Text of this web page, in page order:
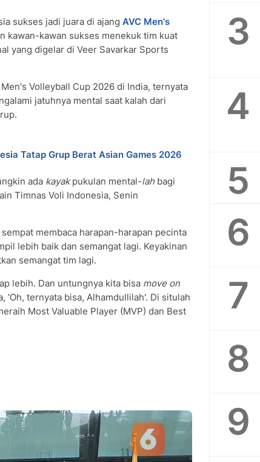
sukses jadi juara di ajang AVC Men's
kawan-kawan sukses menekuk tim kuat
yang digelar di Veer Savarkar Sports
Volleyball Cup 2026 di India, ternyata
jatuhnya mental saat kalah dari
Tatap Grup Berat Asian Games 2026
ada kayakpukulan mental-lahbagi
Timnas Voli Indonesia, Senin
membaca harapan-harapan pecinta
lebih baik dan semangat lagi. Keyakinan
semangat tim lagi.
lebih. Dan untungnya kita bisa move on
'Oh, ternyata bisa, Alhamdullilah'. Di situlah
Most Valuable Player (MVP) dan Best
3
4
5
6
7
8
9